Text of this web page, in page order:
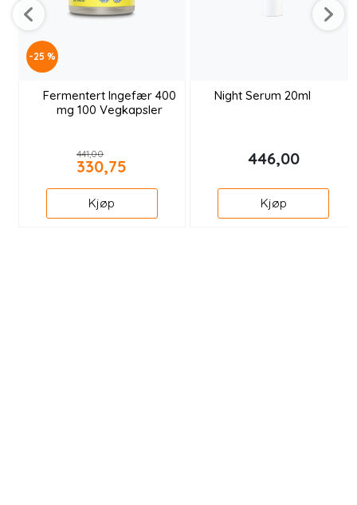
-25 %
Fermentert Ingefær 400
mg 100 Vegkapsler
441,00
330,75
Kjøp
Night Serum 20ml
446,00
Kjøp